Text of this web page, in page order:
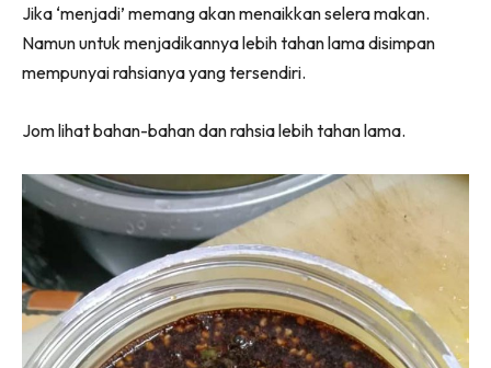
Jika ‘menjadi’ memang akan menaikkan selera makan.
Namun untuk menjadikannya lebih tahan lama disimpan
mempunyai rahsianya yang tersendiri.
Jom lihat bahan-bahan dan rahsia lebih tahan lama.